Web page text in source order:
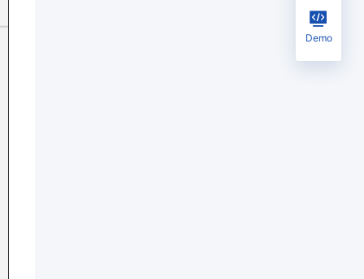
Demo